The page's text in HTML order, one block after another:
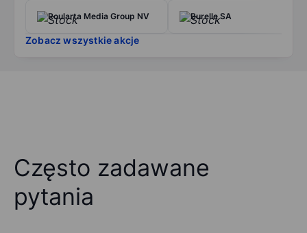
Roularta Media Group NV Burelle SA
Zobacz wszystkie akcje
Często zadawane
pytania